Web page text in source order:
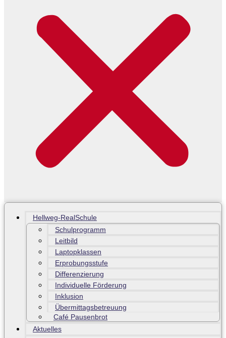
Hellweg-RealSchule
Schulprogramm
Leitbild
Laptopklassen
Erprobungsstufe
Differenzierung
Individuelle Förderung
Inklusion
Übermittagsbetreuung
Café Pausenbrot
Aktuelles